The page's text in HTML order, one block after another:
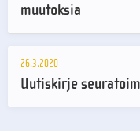
muutoksia
26.3.2020
Uutiskirje